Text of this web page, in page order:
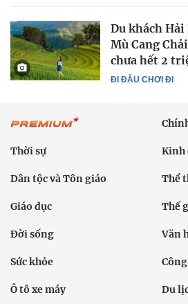
ĐI ĐÂU CHƠI ĐI
Du khách
Mù Cang
chưa hết 2
Thời sự Kinh
Dân tộc và Tôn giáo Thể
Giáo dục Thế
Đời sống Văn
Sức khỏe
Ô tô xe máy Du